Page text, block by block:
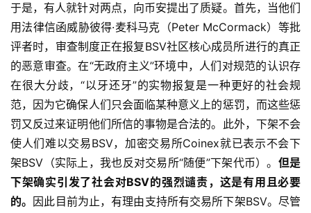
于是，有人就针对两点，向币安提出了质疑。首先，当他们
用法律信函威胁彼得·麦科马克（Peter McCormack）等批
评者时，审查制度正在报复BSV社区核心成员所进行的真正
的恶意审查。在“无政府主义”环境中，人们对规范的认识存
在很大分歧，“以牙还牙”的实物报复是一种更好的社会规
范，因为它确保人们只会面临某种意义上的惩罚，而这些惩
罚又反过来证明他们所信的事物是合法的。此外，下架不会
使人们难以交易BSV，加密交易所Coinex就已表示不会下
架BSV（实际上，我也反对交易所“随便”下架代币）。 但是
下架确实引发了社会对BSV的强烈谴责，这是有用且必要
的。 因此目前为止，有理由支持所有交易所下架BSV。尽管